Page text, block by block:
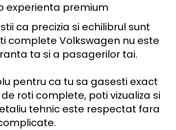
experienta premium
ca precizia si echilibrul sunt
complete Volkswagen nu este
ta si a pasagerilor tai.
pentru ca tu sa gasesti exact
roti complete, poti vizualiza si
tehnic este respectat fara